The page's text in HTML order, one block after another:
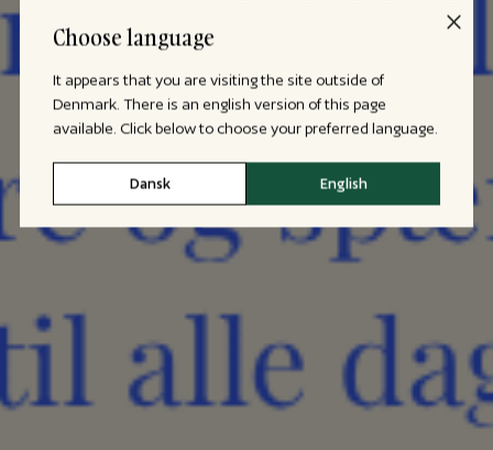
Choose language
It appears that you are visiting the site outside of
Denmark. There is an english version of this page
available. Click below to choose your preferred language.
Dansk English